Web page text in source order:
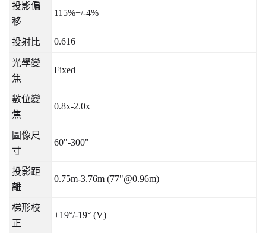
投影偏
移
115%+/-4%
投射比 0.616
光學變
焦
Fixed
數位變
焦
0.8x-2.0x
圖像尺
寸
60"-300"
投影距
離
0.75m-3.76m (77"@0.96m)
梯形校
正
+19°/-19° (V)